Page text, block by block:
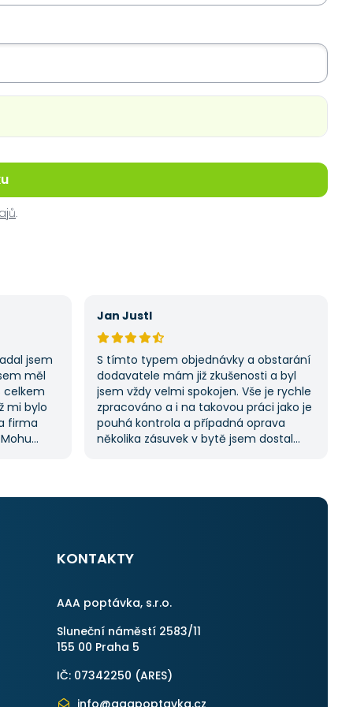
.
jsem
měl
celkem
mi bylo
firma
Jan Justl
S tímto typem objednávky a obstarání
dodavatele mám již zkušenosti a byl
jsem vždy velmi spokojen. Vše je rychle
zpracováno a i na takovou práci jako je
pouhá kontrola a případná oprava
několika zásuvek v bytě jsem dostal
potřebovat, jistě se obrátím na stejnou
KONTAKTY
AAA poptávka, s.r.o.
Sluneční náměstí 2583/11
155 00 Praha 5
IČ: 07342250 (ARES)
info@aaapoptavka.cz